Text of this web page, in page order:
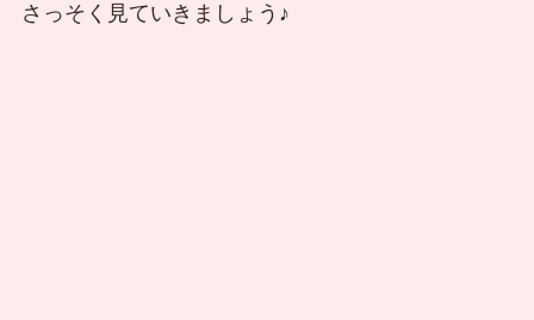
さっそく見ていきましょう♪